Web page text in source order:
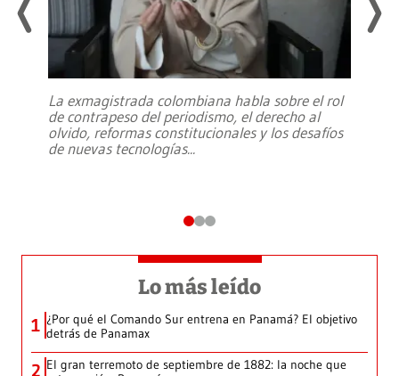
La exmagistrada colombiana habla sobre el rol
de contrapeso del periodismo, el derecho al
olvido, reformas constitucionales y los desafíos
de nuevas tecnologías...
Lo más leído
1 ¿Por qué el Comando Sur entrena en Panamá? El objetivo
detrás de Panamax
2 El gran terremoto de septiembre de 1882: la noche que